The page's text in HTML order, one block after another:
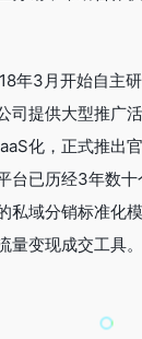
年3月开始自主
司提供大型推广
化，正式推出
台已历经3年数
私域分销标准化
量变现成交工具。